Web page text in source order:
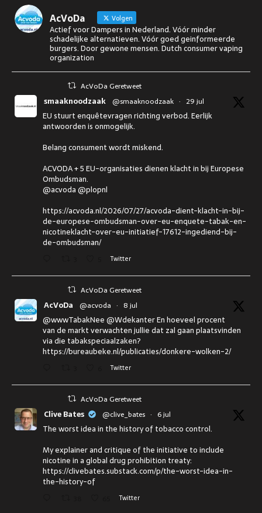
AcVoDa Volgen
Actief voor Dampers in Nederland. Vóór minder
schadelijke alternatieven. Vóór goed geinformeerde
burgers. Door gewone mensen. Dutch consumer vaping
organization
AcVoDa Geretweet
smaaknoodzaak @smaaknoodzaak · 29 jul
EU stuurt enquêtevragen richting verbod. Eerlijk
antwoorden is onmogelijk.
Belang consument wordt miskend.
ACVODA + 5 EU-organisaties dienen klacht in bij Europese
Ombudsman.
@acvoda @plopnl
https://acvoda.nl/2026/07/27/acvoda-dient-klacht-in-bij-
de-europese-ombudsman-over-eu-enquete-tabak-en-
nicotineklacht-over-eu-initiatief-17612-ingediend-bij-
de-ombudsman/
Twitter
AcVoDa Geretweet
AcVoDa @acvoda · 8 jul
@wwwTabakNee @Wdekanter En hoeveel procent
van de markt verwachten jullie dat zal gaan plaatsvinden
via die tabakspeciaalzaken?
https://bureaubeke.nl/publicaties/donkere-wolken-2/
Twitter
AcVoDa Geretweet
Clive Bates @clive_bates · 6 jul
The worst idea in the history of tobacco control.
My explainer and critique of the initiative to include
nicotine in a global drug prohibition treaty:
https://clivebates.substack.com/p/the-worst-idea-in-
the-history-of
Twitter